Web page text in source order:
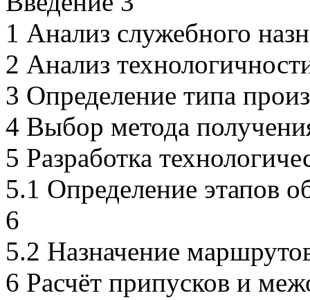
1 Анализ служебного
2 Анализ
3 Определение типа
4 Выбор метода
5 Разработка
5.1 Определение этапов
6
5.2 Назначение
6 Расчёт припусков и